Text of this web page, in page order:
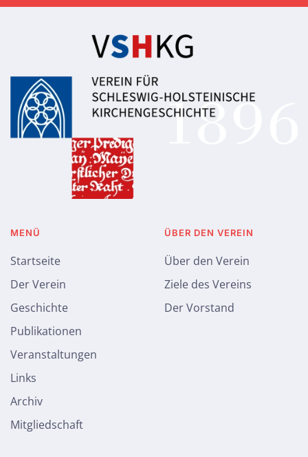
MENÜ
Startseite
Der Verein
Geschichte
Publikationen
Veranstaltungen
Links
Archiv
Mitgliedschaft
ÜBER DEN VEREIN
Über den Verein
Ziele des Vereins
Der Vorstand